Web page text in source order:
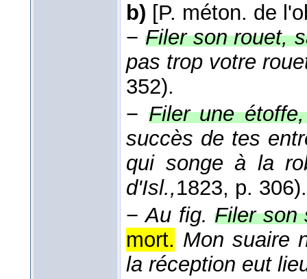
b) [P. méton. de
− Filer son rouet,
pas trop votre
352).
− Filer une
succès de tes
qui songe à la
d'Isl.,1823, p. 306).
−Au fig. Filer son
mort. Mon suaire
la réception eut